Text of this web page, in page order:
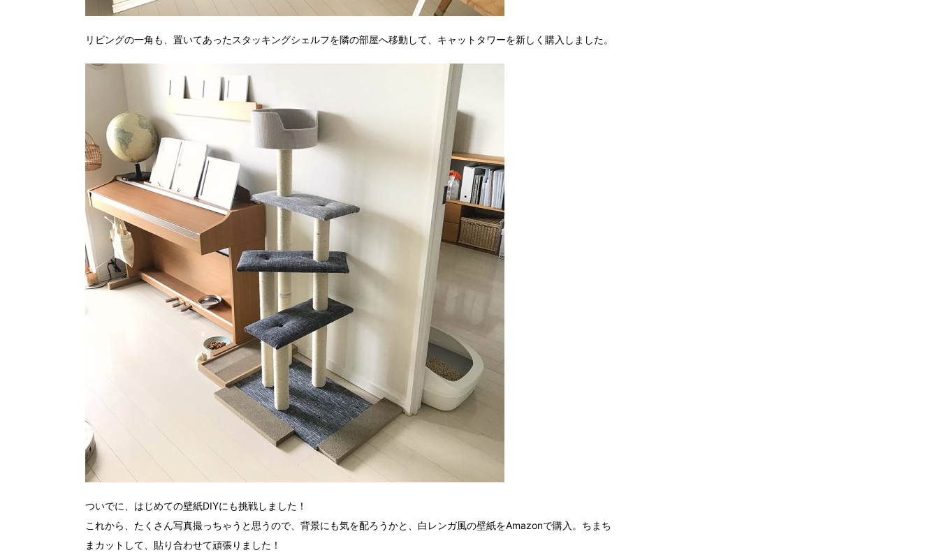
リビングの一角も、置いてあったスタッキングシェルフを隣の部屋へ移動して、キャットタワーを新しく購入しました。
ついでに、はじめての壁紙DIYにも挑戦しました！
これから、たくさん写真撮っちゃうと思うので、背景にも気を配ろうかと、白レンガ風の壁紙をAmazonで購入。ちまち
まカットして、貼り合わせて頑張りました！